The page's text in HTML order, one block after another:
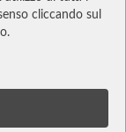
cliccando sul